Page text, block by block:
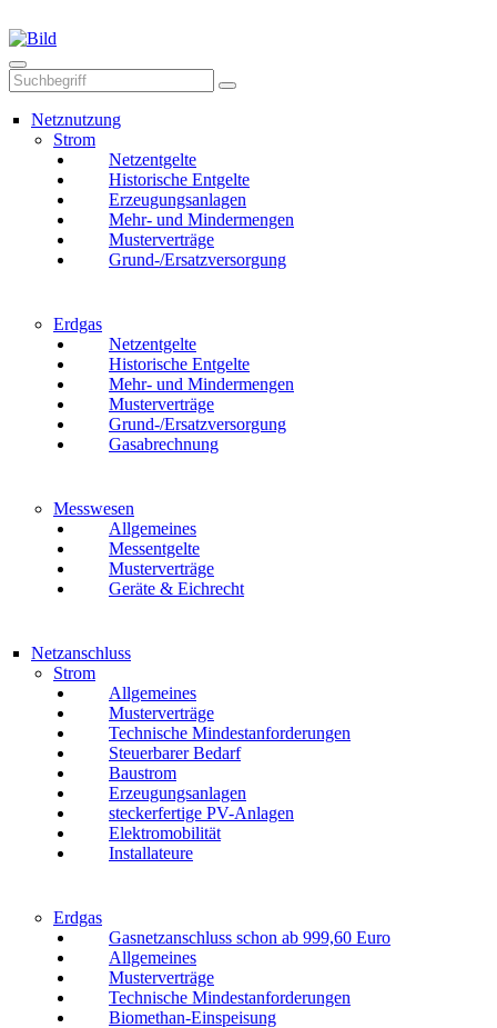
Netznutzung
Strom
Netzentgelte
Historische Entgelte
Erzeugungsanlagen
Mehr- und Mindermengen
Musterverträge
Grund-/Ersatzversorgung
Erdgas
Netzentgelte
Historische Entgelte
Mehr- und Mindermengen
Musterverträge
Grund-/Ersatzversorgung
Gasabrechnung
Messwesen
Allgemeines
Messentgelte
Musterverträge
Geräte & Eichrecht
Netzanschluss
Strom
Allgemeines
Musterverträge
Technische Mindestanforderungen
Steuerbarer Bedarf
Baustrom
Erzeugungsanlagen
steckerfertige PV-Anlagen
Elektromobilität
Installateure
Erdgas
Gasnetzanschluss schon ab 999,60 Euro
Allgemeines
Musterverträge
Technische Mindestanforderungen
Biomethan-Einspeisung